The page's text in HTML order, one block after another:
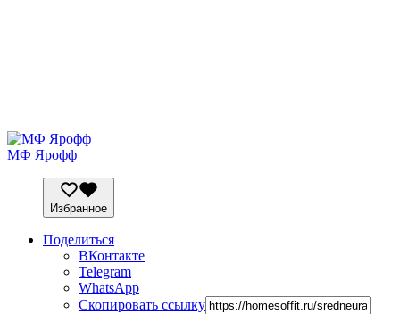
МФ Ярофф
Избранное
Поделиться
ВКонтакте
Telegram
WhatsApp
Скопировать ссылку